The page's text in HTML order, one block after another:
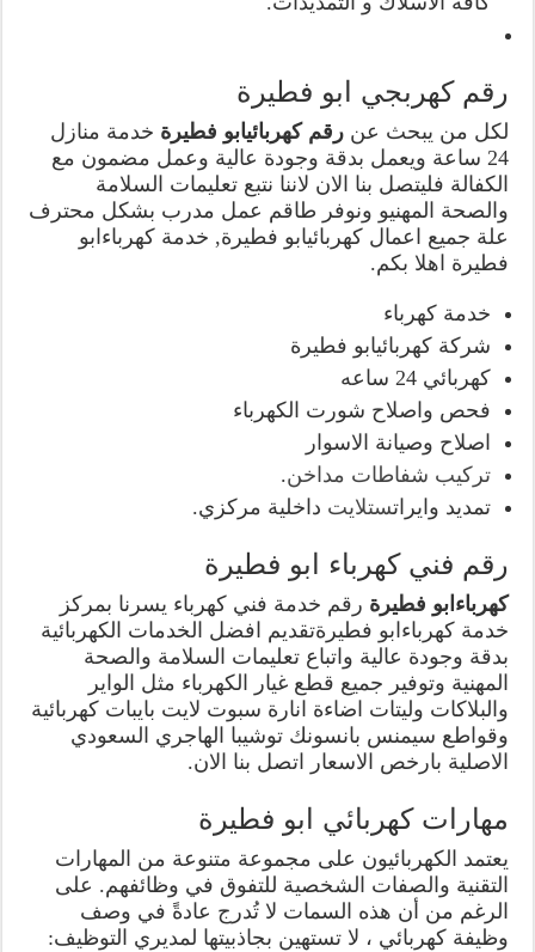
رقم كهربجي ابو فطيرة
لكل من يبحث عنرقم كهربائيابو فطيرة خدمة منازل
24 ساعة ويعمل بدقة وجودة عالية وعمل مضمون مع
الكفالة فليتصل بنا الان لاننا نتبع تعليمات السلامة
والصحة المهنيو ونوفر طاقم عمل مدرب بشكل محترف
علة جميع اعمال كهربائيابو فطيرة, خدمة كهرباءابو
فطيرة اهلا بكم.
خدمة كهرباء
شركة كهربائيابو فطيرة
كهربائي 24 ساعه
فحص واصلاح شورت الكهرباء
اصلاح وصيانة الاسوار
تركيب شفاطات مداخن.
تمديد وايراتستلايت داخلية مركزي.
رقم فني كهرباء ابو فطيرة
كهرباءابو فطيرة رقم خدمة فني كهرباء يسرنا بمركز
خدمة كهرباءابو فطيرةتقديم افضل الخدمات الكهربائية
بدقة وجودة عالية واتباع تعليمات السلامة والصحة
المهنية وتوفير جميع قطع غيار الكهرباء مثل الواير
والبلاكات وليتات اضاءة انارة سبوت لايت بايبات كهربائية
وقواطع سيمنس بانسونك توشيبا الهاجري السعودي
الاصلية بارخص الاسعار اتصل بنا الان.
مهارات كهربائي ابو فطيرة
يعتمد الكهربائيون على مجموعة متنوعة من المهارات
التقنية والصفات الشخصية للتفوق في وظائفهم. على
الرغم من أن هذه السمات لا تُدرج عادةً في وصف
وظيفة كهربائي ، لا تستهين بجاذبيتها لمديري التوظيف: